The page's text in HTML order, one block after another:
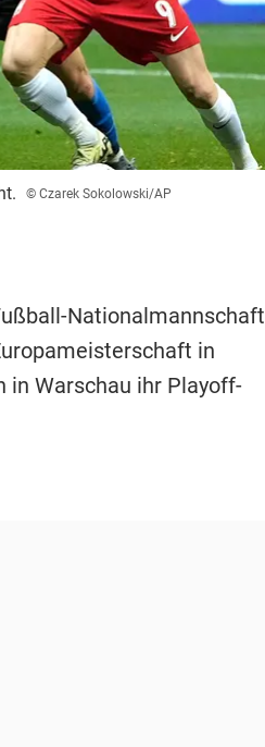
© Czarek Sokolowski/AP
Nationalmannschaft
in
in Warschau ihr Playoff-